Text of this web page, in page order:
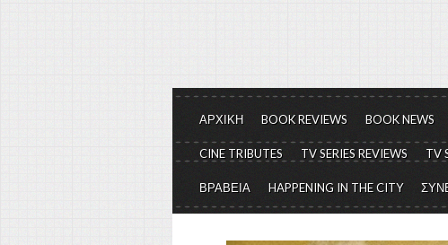
ΑΡΧΙΚΗ BOOK REVIEWS BOOK NEWS
CINE TRIBUTES TV SERIES REVIEWS TV
ΒΡΑΒΕΙΑ HAPPENING IN THE CITY